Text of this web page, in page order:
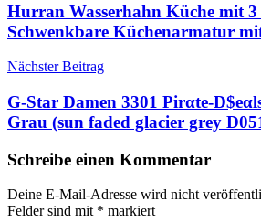
Hurran Wasserhahn Küche mit
Schwenkbare Küchenarmatur
Nächster Beitrag
G-Star Damen 3301 Pirαtе-
Grau (sun faded glacier grey
Schreibe einen Kommentar
Deine E-Mail-Adresse wird nicht
Felder sind mit * markiert